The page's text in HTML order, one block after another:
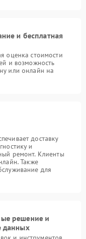
и бесплатная
оценка стоимости
и возможность
или онлайн на
доставку
и
ремонт. Клиенты
Также
для
решение и
данных